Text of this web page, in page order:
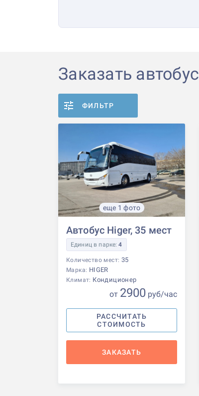
Заказать автобус
ФИЛЬТР
еще 1 фото
Автобус Higer, 35 мест
Единиц в парке:4
Количество мест: 35
Марка: HIGER
Климат: Кондиционер
от 2900 руб/час
РАССЧИТАТЬ
СТОИМОСТЬ
ЗАКАЗАТЬ